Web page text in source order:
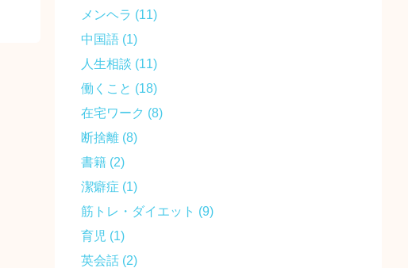
メンヘラ (11)
中国語 (1)
人生相談 (11)
働くこと (18)
在宅ワーク (8)
断捨離 (8)
書籍 (2)
潔癖症 (1)
筋トレ・ダイエット (9)
育児 (1)
英会話 (2)